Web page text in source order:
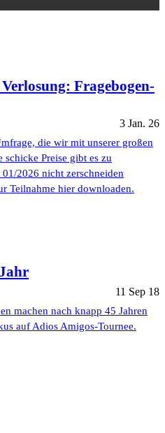
Fragebogen-
3 Jan. 26
die wir mit unserer großen
Preise gibt es zu
2026 nicht zerschneiden
Teilnahme hier downloaden.
11 Sep 18
machen nach knapp 45 Jahren
auf Adios Amigos-Tournee.